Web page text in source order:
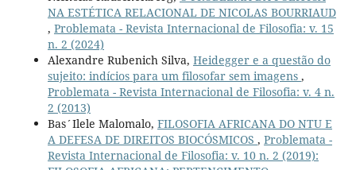
NA ESTÉTICA RELACIONAL DE NICOLAS BOURRIAUD
, Problemata - Revista Internacional de Filosofia: v. 15
n. 2 (2024)
Alexandre Rubenich Silva, Heidegger e a questão do
sujeito: indícios para um filosofar sem imagens ,
Problemata - Revista Internacional de Filosofia: v. 4 n.
2 (2013)
Bas´Ilele Malomalo, FILOSOFIA AFRICANA DO NTU E
A DEFESA DE DIREITOS BIOCÓSMICOS , Problemata -
Revista Internacional de Filosofia: v. 10 n. 2 (2019):